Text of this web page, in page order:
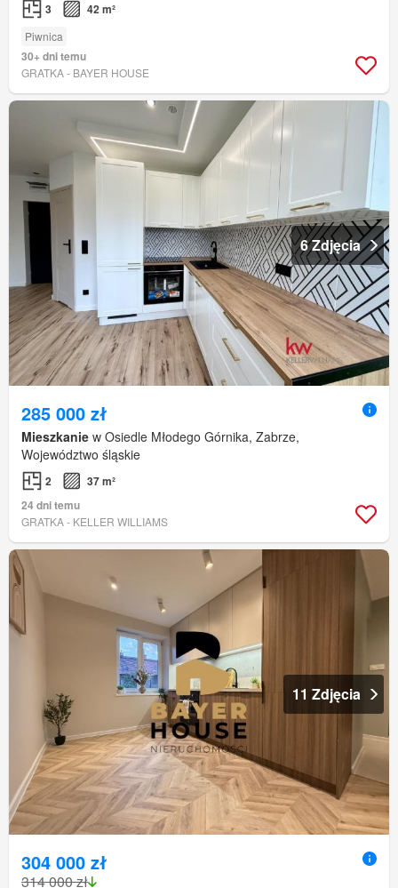
3 42 m²
Piwnica
30+ dni temu
GRATKA - BAYER HOUSE
6 Zdjęcia
285 000 zł
Mieszkanie w Osiedle Młodego Górnika, Zabrze,
Województwo śląskie
2
37 m²
24 dni temu
GRATKA - KELLER WILLIAMS
11 Zdjęcia
304 000 zł
314 000 zł